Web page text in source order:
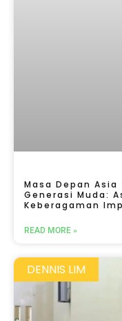
Masa Depan
Generasi Muda:
Keberagaman
READ MORE »
DENNIS LIM